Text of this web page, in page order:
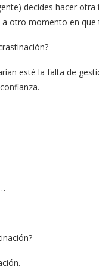
decides hacer
otro momento en que
esté la falta de